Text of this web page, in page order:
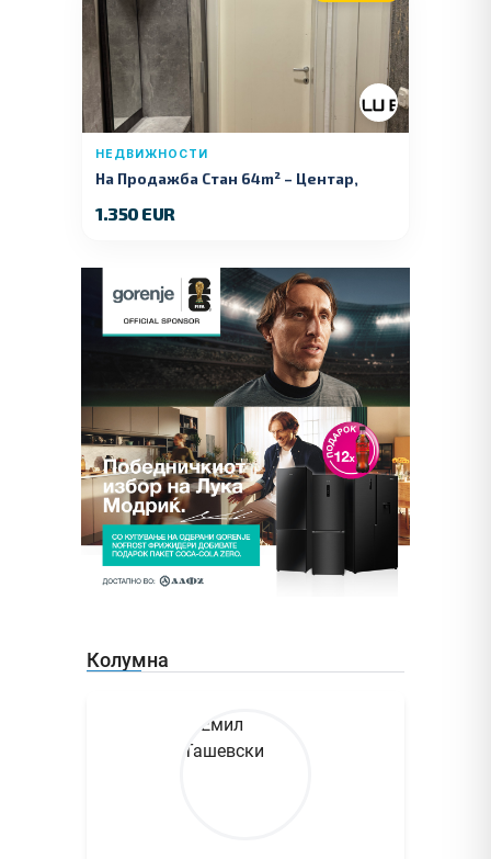
НЕДВИЖНОСТИ
На Продажба Стан 64m² – Центар,
1.350 EUR
Колумна